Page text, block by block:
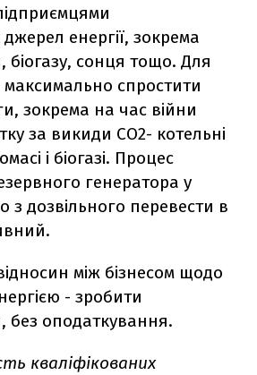
енергії, зокрема
біогазу, сонця тощо. Для
максимально спростити
зокрема на час війни
за викиди СО2- котельні
і біогазі. Процес
генератора у
з дозвільного перевести в
між бізнесом щодо
- зробити
оподаткування.
кваліфікованих